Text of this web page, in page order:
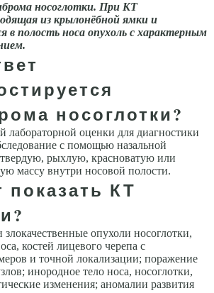
носоглотки. При КТ
из крылонёбной ямки и
в полость носа опухоль с характерным
носоглотки?
лабораторной оценки для диагностики
с помощью назальной
рыхлую, красноватую или
массу внутри носовой полости.
КТ
опухоли носоглотки,
костей лицевого черепа с
и точной локализации; поражение
инородное тело носа, носоглотки,
изменения; аномалии развития